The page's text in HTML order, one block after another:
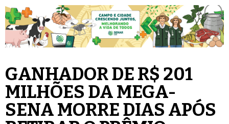
GANHADOR DE R$ 201
MILHÕES DA MEGA-
SENA MORRE DIAS APÓS